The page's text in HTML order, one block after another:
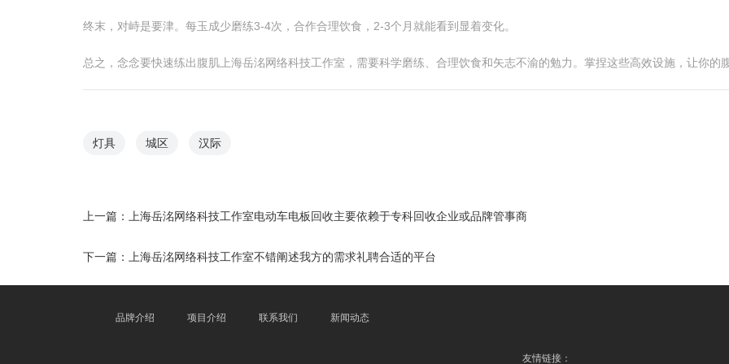
终末，对峙是要津。每玉成少磨练3-4次，合作合理饮食，2-3个月就能看到显着变化。
总之，念念要快速练出腹肌上海岳洺网络科技工作室，需要科学磨练、合理饮食和矢志不渝的勉力。掌捏这些高效设施，让你的
灯具 城区 汉际
上一篇： 上海岳洺网络科技工作室电动车电板回收主要依赖于专科回收企业或品牌管事商
下一篇： 上海岳洺网络科技工作室不错阐述我方的需求礼聘合适的平台
品牌介绍 项目介绍 联系我们 新闻动态
友情链接：